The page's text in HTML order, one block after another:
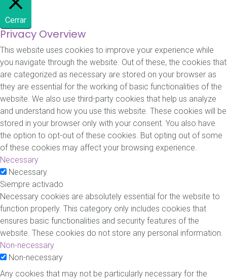
Cerrar
Privacy Overview
This website uses cookies to improve your experience while
you navigate through the website. Out of these, the cookies that
are categorized as necessary are stored on your browser as
they are essential for the working of basic functionalities of the
website. We also use third-party cookies that help us analyze
and understand how you use this website. These cookies will be
stored in your browser only with your consent. You also have
the option to opt-out of these cookies. But opting out of some
of these cookies may affect your browsing experience.
Necessary
Necessary
Siempre activado
Necessary cookies are absolutely essential for the website to
function properly. This category only includes cookies that
ensures basic functionalities and security features of the
website. These cookies do not store any personal information.
Non-necessary
Non-necessary
Any cookies that may not be particularly necessary for the